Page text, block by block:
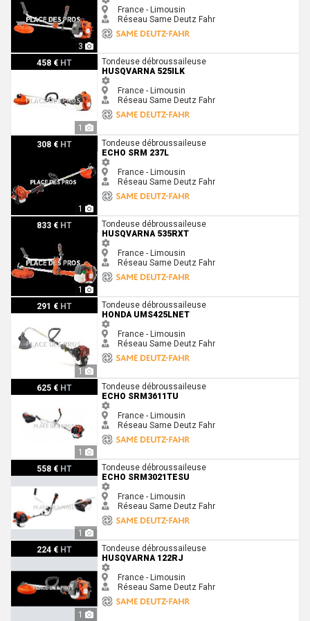
3
France - Limousin
Réseau Same Deutz Fahr
458 € HT
1
Husqvarna 525iLK
Tondeuse débroussaileuse
HUSQVARNA 525ILK
France - Limousin
Réseau Same Deutz Fahr
308 € HT
1
Echo SRM 237L
Tondeuse débroussaileuse
ECHO SRM 237L
France - Limousin
Réseau Same Deutz Fahr
833 € HT
1
Husqvarna 535RXT
Tondeuse débroussaileuse
HUSQVARNA 535RXT
France - Limousin
Réseau Same Deutz Fahr
291 € HT
1
Honda UMS425LNET
Tondeuse débroussaileuse
HONDA UMS425LNET
France - Limousin
Réseau Same Deutz Fahr
625 € HT
1
Echo SRM3611TU
Tondeuse débroussaileuse
ECHO SRM3611TU
France - Limousin
Réseau Same Deutz Fahr
558 € HT
1
Echo SRM3021TESU
Tondeuse débroussaileuse
ECHO SRM3021TESU
France - Limousin
Réseau Same Deutz Fahr
224 € HT
1
Husqvarna 122RJ
Tondeuse débroussaileuse
HUSQVARNA 122RJ
France - Limousin
Réseau Same Deutz Fahr